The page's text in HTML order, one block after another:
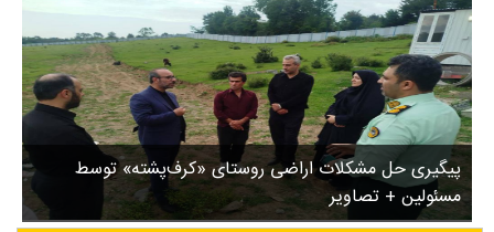
مسیر گردشگری دیلمان
درباره ما
پیگیری حل مشکلات اراضی روستای «کرف‌پشته» توسط
مسئولین + تصاویر
ز
ن
ش
س
ت
ش
د
.